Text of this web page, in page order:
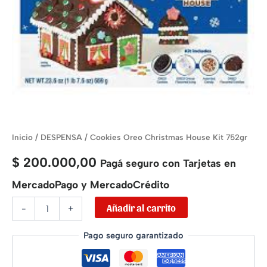
Inicio / DESPENSA / Cookies Oreo Christmas House Kit 752gr
$ 200.000,00 Pagá seguro con Tarjetas en
MercadoPago y MercadoCrédito
- + Añadir al carrito
Pago seguro garantizado